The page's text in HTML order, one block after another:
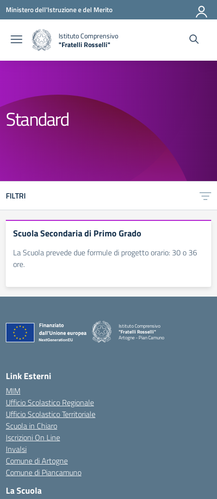
Vai ai contenuti
Vai al menu di navigazione
Vai al footer
Ministero dell'Istruzione e del Merito
Istituto Comprensivo
"Fratelli Rosselli"
Standard
FILTRI
Scuola Secondaria di Primo Grado
La Scuola prevede due formule di progetto orario: 30 o 36
ore.
Istituto Comprensivo
"Fratelli Rosselli"
Artogne - Pian Camuno
— Visita la pagina iniziale della scuola
Link Esterni
MIM
Ufficio Scolastico Regionale
Ufficio Scolastico Territoriale
Scuola in Chiaro
Iscrizioni On Line
Invalsi
Comune di Artogne
Comune di Piancamuno
La Scuola